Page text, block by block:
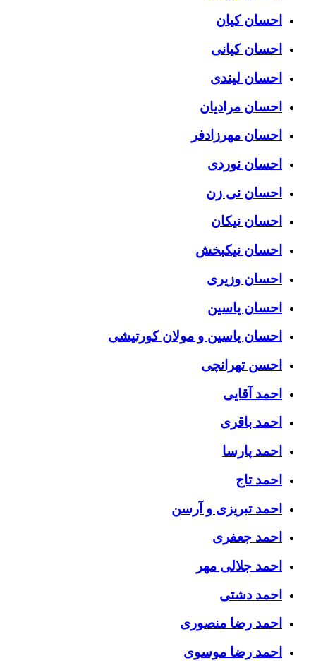
احسان کیان
احسان کیانی
احسان لیندی
احسان مرادیان
احسان مهرزادفر
احسان نوردی
احسان نی زن
احسان نیکان
احسان نیکبخش
احسان وزیری
احسان یاسین
احسان یاسین و مولان کورتیشی
احسن تهرانچی
احمد آقایی
احمد باقری
احمد پارسا
احمد تاج
احمد تبریزی و آرسن
احمد جعفری
احمد جلالی مهر
احمد دشتی
احمد رضا منصوری
احمد رضا موسوی